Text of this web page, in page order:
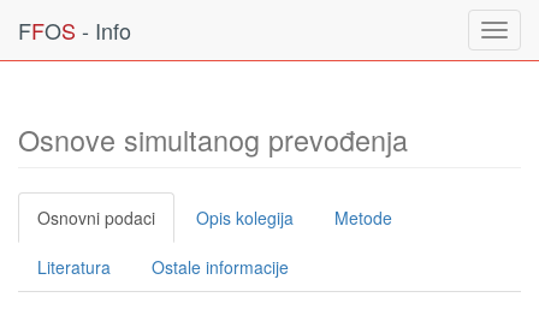
FFOS - Info
Osnove simultanog prevođenja
Osnovni podaci Opis kolegija Metode
Literatura Ostale informacije